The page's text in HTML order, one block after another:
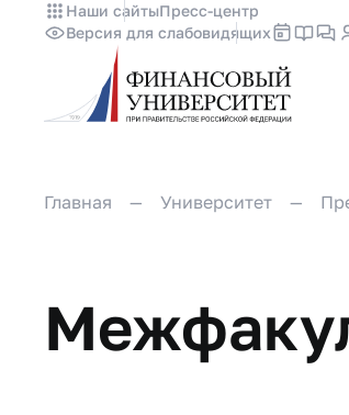
Наши сайтыПресс-центр
Версия для слабовидящих
Главная Университет